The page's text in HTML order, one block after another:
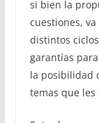
si bien la
cuestiones,
distintos
garantías
la posibilidad
temas que les